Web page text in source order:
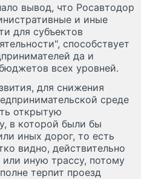
вывод, что Росавтодор
и иные
для субъектов
способствует
да и
всех уровней.
для снижения
среде
открытую
в которой были бы
иных дорог, то есть
видно, действительно
иную трассу, потому
терпит проезд